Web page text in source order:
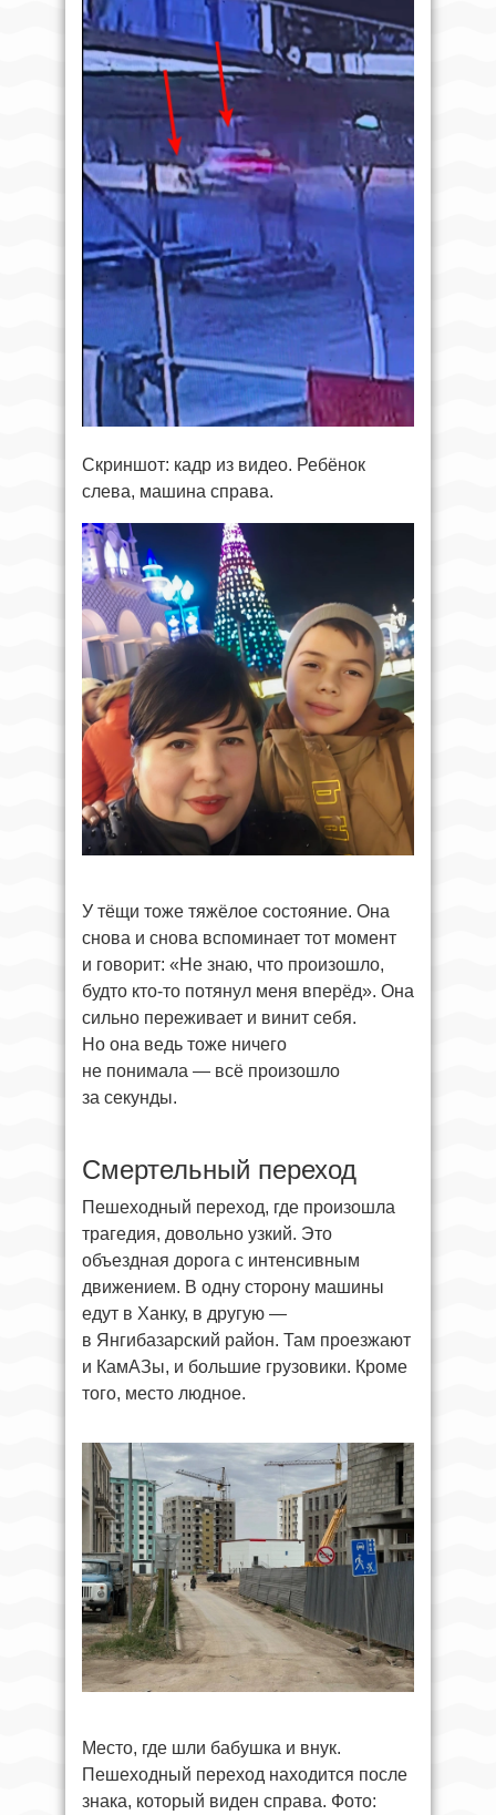
Скриншот: кадр из видео. Ребёнок
слева, машина справа.
У тёщи тоже тяжёлое состояние. Она
снова и снова вспоминает тот момент
и говорит: «Не знаю, что произошло,
будто кто-то потянул меня вперёд». Она
сильно переживает и винит себя.
Но она ведь тоже ничего
не понимала — всё произошло
за секунды.
Смертельный переход
Пешеходный переход, где произошла
трагедия, довольно узкий. Это
объездная дорога с интенсивным
движением. В одну сторону машины
едут в Ханку, в другую —
в Янгибазарский район. Там проезжают
и КамАЗы, и большие грузовики. Кроме
того, место людное.
Место, где шли бабушка и внук.
Пешеходный переход находится после
знака, который виден справа. Фото: